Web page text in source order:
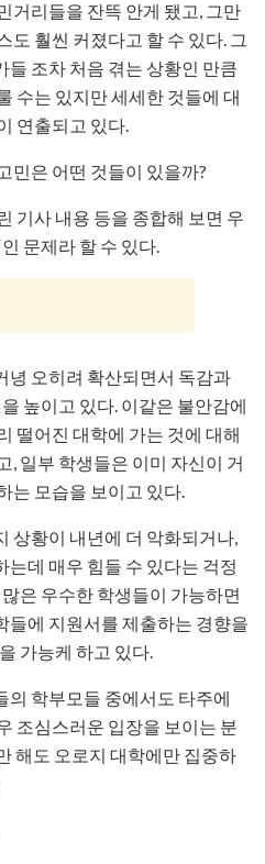
거리들을 잔뜩 안게 됐고, 그만
도 훨씬 커졌다고 할 수 있다. 그
조차 처음 겪는 상황인 만큼
수는 있지만 세세한 것들에 대
연출되고 있다.
민은 어떤 것들이 있을까?
기사 내용 등을 종합해 보면 우
문제라 할 수 있다.
녕 오히려 확산되면서 독감과
높이고 있다. 이같은 불안감에
떨어진 대학에 가는 것에 대해
, 일부 학생들은 이미 자신이 거
는 모습을 보이고 있다.
상황이 내년에 더 악화되거나,
데 매우 힘들 수 있다는 걱정
은 우수한 학생들이 가능하면
들에 지원서를 제출하는 경향을
가능케 하고 있다.
의 학부모들 중에서도 타주에
조심스러운 입장을 보이는 분
해도 오로지 대학에만 집중하